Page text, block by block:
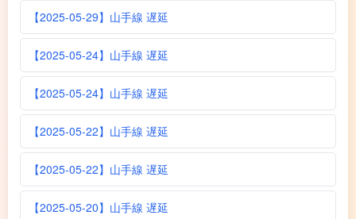
【2025-05-29】山手線 遅延
【2025-05-24】山手線 遅延
【2025-05-24】山手線 遅延
【2025-05-22】山手線 遅延
【2025-05-22】山手線 遅延
【2025-05-20】山手線 遅延